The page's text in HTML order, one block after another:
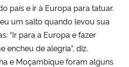
país e ir à Europa para tatuar.
um salto quando levou sua
“Ir para a Europa e fazer
encheu de alegria”, diz.
e Moçambique foram alguns